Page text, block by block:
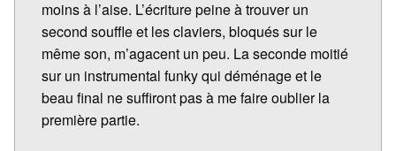
moins à l’aise. L’écriture peine à trouver un
second souffle et les claviers, bloqués sur le
même son, m’agacent un peu. La seconde moitié
sur un instrumental funky qui déménage et le
beau final ne suffiront pas à me faire oublier la
première partie.